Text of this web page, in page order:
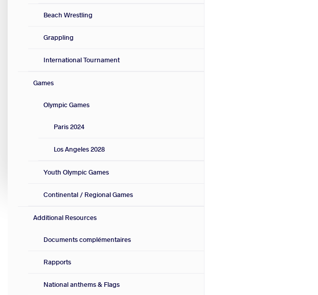
Beach Wrestling
Grappling
International Tournament
Games
Olympic Games
Paris 2024
Los Angeles 2028
Youth Olympic Games
Continental / Regional Games
Additional Resources
Documents complémentaires
Rapports
National anthems & Flags